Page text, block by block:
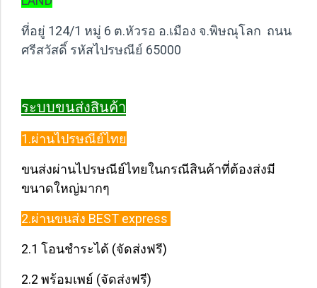
ที่อยู่ 124/1 หมู่ 6 ต.หัวรอ อ.เมือง จ.พิษณุโลก ถนน
ศรีสวัสดิ์ รหัสไปรษณีย์ 65000
ระบบขนส่งสินค้า
1.ผ่านไปรษณีย์ไทย
ขนส่งผ่านไปรษณีย์ไทยในกรณีสินค้าที่ต้องส่งมี
ขนาดใหญ่มากๆ
2.ผ่านขนส่ง BEST express
2.1 โอนชำระได้ (จัดส่งฟรี)
2.2 พร้อมเพย์ (จัดส่งฟรี)